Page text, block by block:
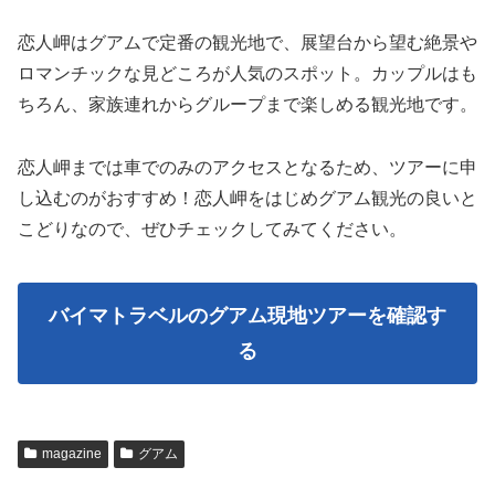
恋人岬はグアムで定番の観光地で、展望台から望む絶景や
ロマンチックな見どころが人気のスポット。カップルはも
ちろん、家族連れからグループまで楽しめる観光地です。
恋人岬までは車でのみのアクセスとなるため、ツアーに申
し込むのがおすすめ！恋人岬をはじめグアム観光の良いと
こどりなので、ぜひチェックしてみてください。
バイマトラベルのグアム現地ツアーを確認す
る
magazine グアム